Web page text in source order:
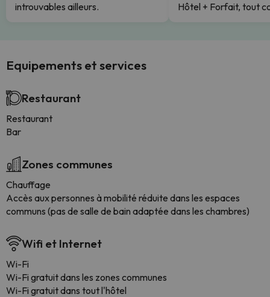
introuvables ailleurs.
Hôtel + Forfait, tout
Equipements et services
Restaurant
Restaurant
Bar
Zones communes
Chauffage
Accès aux personnes à mobilité réduite dans les espaces
communs (pas de salle de bain adaptée dans les chambres)
Wifi et Internet
Wi-Fi
Wi-Fi gratuit dans les zones communes
Wi-Fi gratuit dans tout l'hôtel